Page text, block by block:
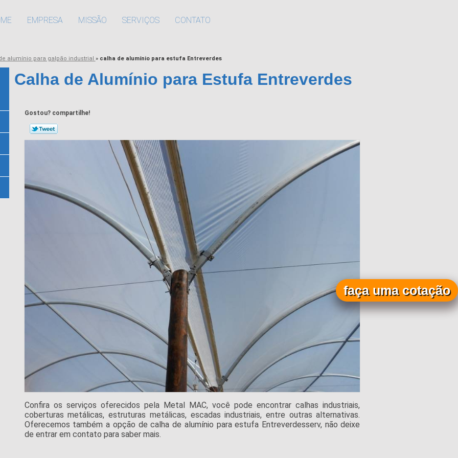
EMPRESA MISSÃO SERVIÇOS CONTATO
alumínio para galpão industrial » calha de alumínio para estufa Entreverdes
Calha de Alumínio para Estufa Entreverdes
Gostou? compartilhe!
Confira os serviços oferecidos pela Metal MAC, você pode encontrar calhas industriais,
coberturas metálicas, estruturas metálicas, escadas industriais, entre outras alternativas.
Oferecemos também a opção de calha de alumínio para estufa Entreverdesserv, não deixe
de entrar em contato para saber mais.
faça uma cotação